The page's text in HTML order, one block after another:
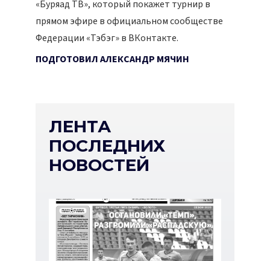
«Буряад ТВ», который покажет турнир в
прямом эфире в официальном сообществе
Федерации «Тэбэг» в ВКонтакте.
ПОДГОТОВИЛ АЛЕКСАНДР МЯЧИН
ЛЕНТА
ПОСЛЕДНИХ
НОВОСТЕЙ